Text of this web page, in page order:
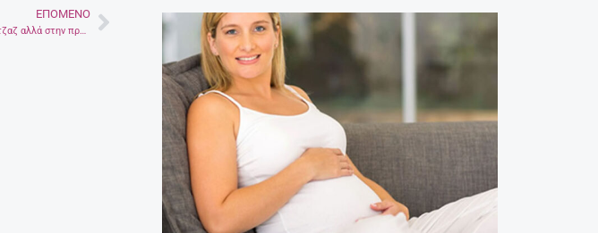
ΕΠΌΜΕΝΟ
O Ερωτόκριτος στη Λυρική – Μια εκδοχή τζαζ αλλά στην πρωτότυπη Κρητική διάλεκτο του έργου Next